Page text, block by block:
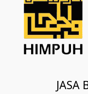
JASA